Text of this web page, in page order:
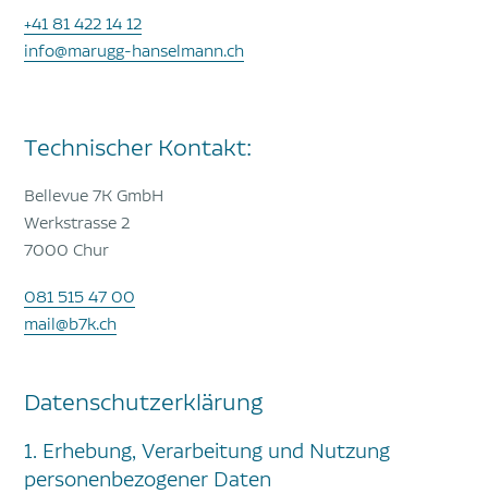
+41 81 422 14 12
info@marugg-hanselmann.ch
Technischer Kontakt:
Bellevue 7K GmbH
Werkstrasse 2
7000 Chur
081 515 47 00
mail@b7k.ch
Datenschutzerklärung
1. Erhebung, Verarbeitung und Nutzung
personenbezogener Daten